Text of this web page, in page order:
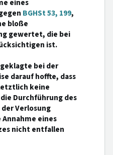
eines
BGHSt 53, 199,
bloße
gewertet, die bei
ist.
bei der
darauf hoffte, dass
keine
Durchführung des
Verlosung
eines
nicht entfallen